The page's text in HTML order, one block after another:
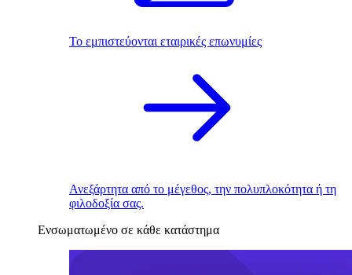
Το εμπιστεύονται εταιρικές επωνυμίες
Ανεξάρτητα από το μέγεθος, την πολυπλοκότητα ή τη
φιλοδοξία σας.
Ενσωματωμένο σε κάθε κατάστημα